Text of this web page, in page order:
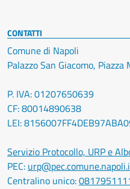
CONTATTI
Comune di Napoli
Palazzo San Giacomo,
P. IVA: 01207650639
CF: 80014890638
LEI:
Servizio Protocollo, URP e
PEC:
Centralino unico: